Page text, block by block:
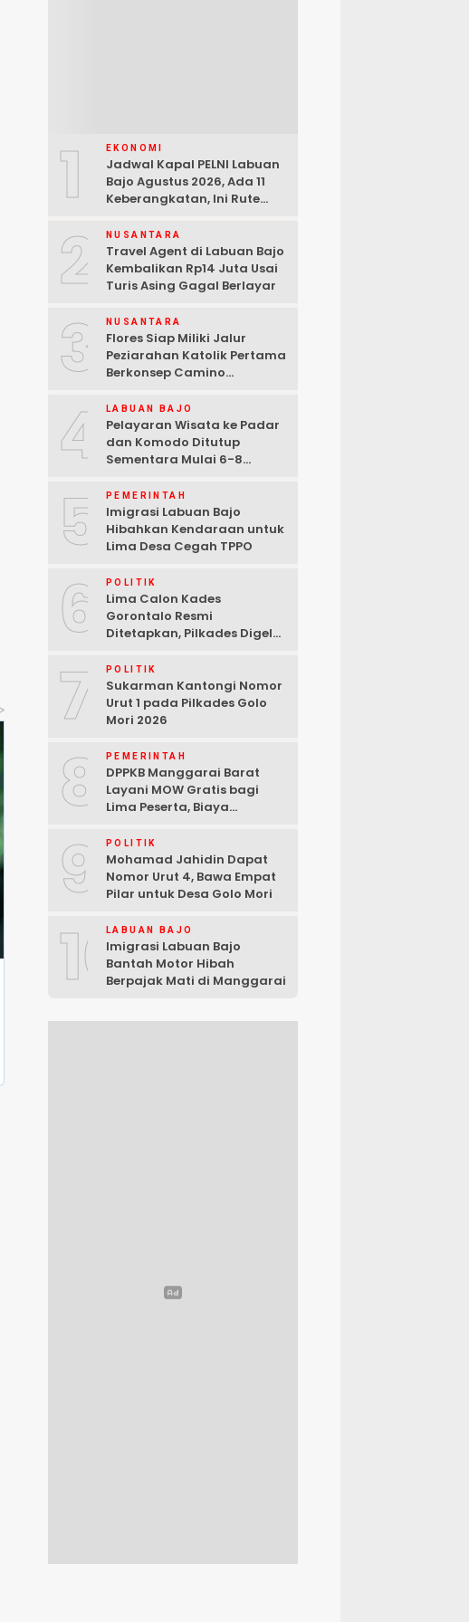
1 EKONOMI
Jadwal Kapal PELNI Labuan
Bajo Agustus 2026, Ada 11
Keberangkatan, Ini Rute
2 NUSANTARA
Travel Agent di Labuan Bajo
Kembalikan Rp14 Juta Usai
Turis Asing Gagal Berlayar
3 NUSANTARA
Flores Siap Miliki Jalur
Peziarahan Katolik Pertama
Berkonsep Camino
4 LABUAN BAJO
Pelayaran Wisata ke Padar
dan Komodo Ditutup
Sementara Mulai 6-8
5 PEMERINTAH
Imigrasi Labuan Bajo
Hibahkan Kendaraan untuk
Lima Desa Cegah TPPO
6 POLITIK
Lima Calon Kades
Gorontalo Resmi
Ditetapkan, Pilkades Digelar
7 POLITIK
Sukarman Kantongi Nomor
Urut 1 pada Pilkades Golo
Mori 2026
8 PEMERINTAH
DPPKB Manggarai Barat
Layani MOW Gratis bagi
Lima Peserta, Biaya
9 POLITIK
Mohamad Jahidin Dapat
Nomor Urut 4, Bawa Empat
Pilar untuk Desa Golo Mori
10LABUAN BAJO
Imigrasi Labuan Bajo
Bantah Motor Hibah
Berpajak Mati di Manggarai